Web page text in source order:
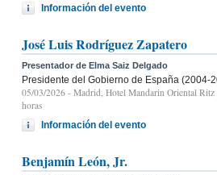
Información del evento
José Luis Rodríguez Zapatero
Presentador de Elma Saiz Delgado
Presidente del Gobierno de España (2004-
05/03/2026 - Madrid, Hotel Mandarin Oriental Ritz
horas
Información del evento
Benjamín León, Jr.